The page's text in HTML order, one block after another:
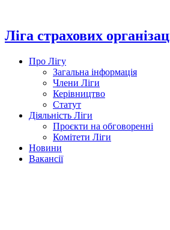
вмісту
Ліга страхових
Про Лігу
Загальна інформація
Члени Ліги
Керівництво
Статут
Діяльність Ліги
Проєкти на обговоренні
Комітети Ліги
Новини
Вакансії